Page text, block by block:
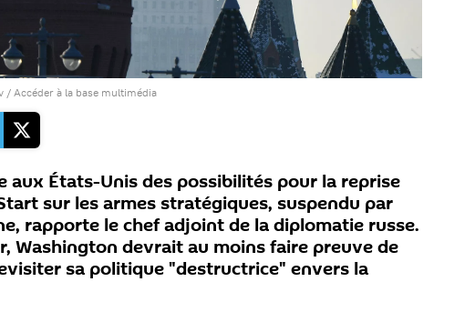
/ Accéder à la base multimédia
aux États-Unis des possibilités pour la reprise
sur les armes stratégiques, suspendu par
rapporte le chef adjoint de la diplomatie russe.
Washington devrait au moins faire preuve de
sa politique "destructrice" envers la